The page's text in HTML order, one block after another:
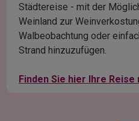
Städtereise - mit der
Weinland zur
Walbeobachtung oder
Strand hinzuzufügen.
Finden Sie hier Ihre Reise